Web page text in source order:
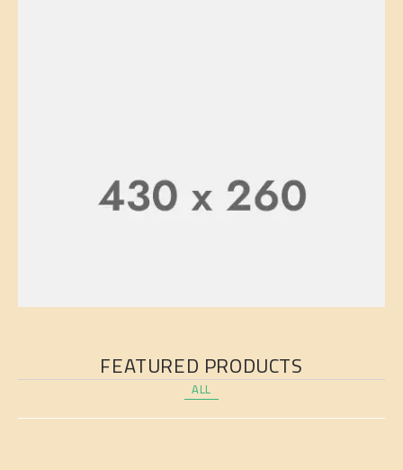
SHOP NOW
Sale 50% Off
SHOP NOW
FEATURED PRODUCTS
ALL